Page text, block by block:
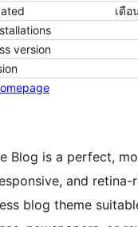
เดือ
version
Blog is a perfect,
and retina-
blog theme